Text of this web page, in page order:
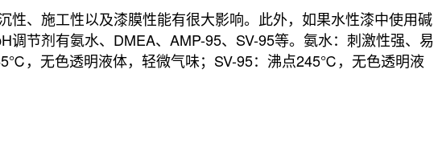
、施工性以及漆膜性能有很大影响。此外，如果水性漆中使用碱
节剂有氨水、DMEA、AMP-95、SV-95等。氨水：刺激性强、易
，无色透明液体，轻微气味；SV-95：沸点245℃，无色透明液